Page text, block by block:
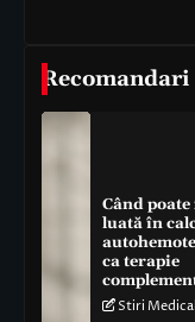
Recomandari
Când poate
luată în
ca terapie
Stiri